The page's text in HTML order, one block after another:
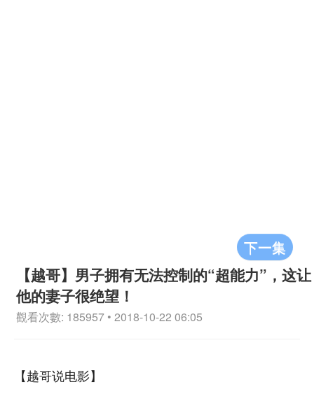
下一集
【越哥】男子拥有无法控制的“超能力”，这让
他的妻子很绝望！
觀看次數: 185957 • 2018-10-22 06:05
【越哥说电影】